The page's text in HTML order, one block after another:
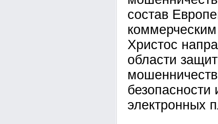
состав
Христос
области
безопасности
электронных